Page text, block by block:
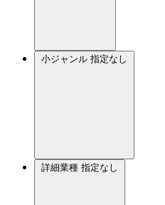
小ジャンル 指定なし
詳細業種 指定なし